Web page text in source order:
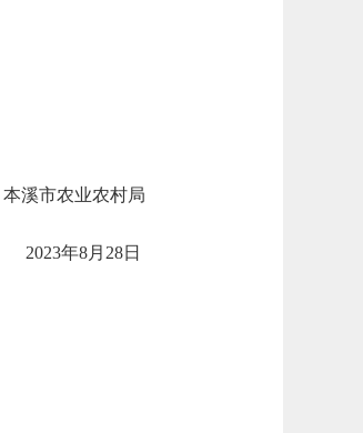
本溪市农业农村局
2023年8月28日